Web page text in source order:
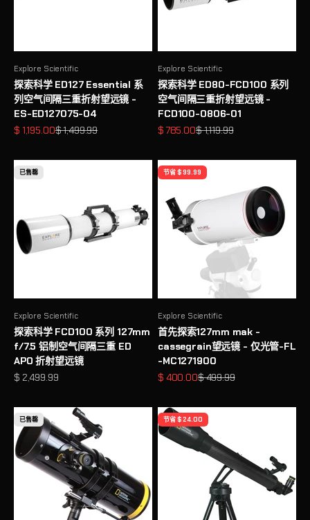
Explore Scientific
探索科学 ED127 Essential 系
列空气间隔三重折射望远镜 -
ES-ED127075-04
促销价格
$ 1,195.00原价
$ 1,499.99
Explore Scientific
探索科学 ED80-FCD100 系列
空气间隔三重折射望远镜 -
FCD100-0806-01
促销价格
$ 785.00原价
$ 1,119.99
已售罄
Explore Scientific
探索科学 FCD100 系列 127mm
f/7.5 铝制空气间隔三重 ED
APO 折射望远镜
促销价格
$ 2,499.99
节省 $ 99.99
Explore Scientific
首先探索127mm mak -
cassegrain望远镜 - 仅光管-FL
-MC1271900
促销价格
$ 400.00原价
$ 499.99
已售罄 节省 $ 24.00